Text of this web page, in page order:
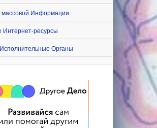
массовой Информации
Интернет-ресурсы
Органы